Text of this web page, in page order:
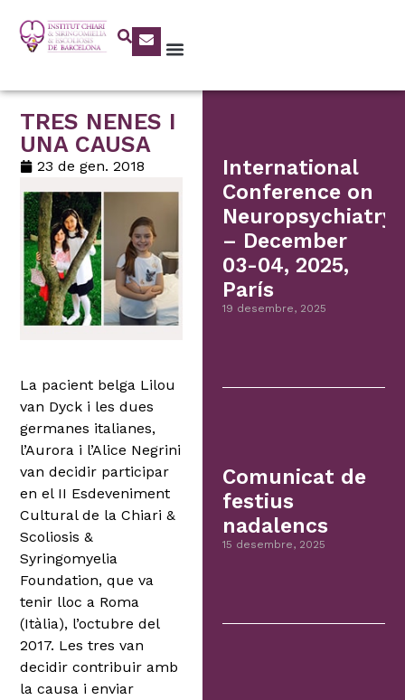
TRES NENES I
UNA CAUSA
23 de gen. 2018
La pacient belga Lilou
van Dyck i les dues
germanes italianes,
l’Aurora i l’Alice Negrini
van decidir participar
en el II Esdeveniment
Cultural de la Chiari &
Scoliosis &
Syringomyelia
Foundation, que va
tenir lloc a Roma
(Itàlia), l’octubre del
2017. Les tres van
decidir contribuir amb
la causa i enviar
International
Conference on
Neuropsychiatry
– December
03-04, 2025,
París
19 desembre, 2025
Comunicat de
festius
nadalencs
15 desembre, 2025